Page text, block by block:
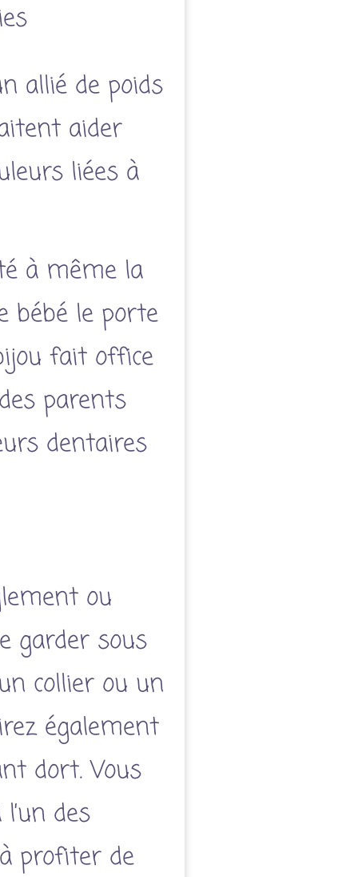
allié de poids
aider
liées à
à même la
bébé le porte
fait office
parents
dentaires
ou
garder sous
collier ou un
également
dort. Vous
des
profiter de